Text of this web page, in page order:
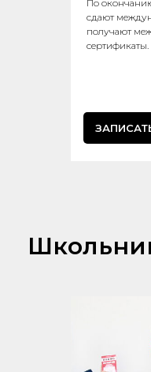
По
сдают
получают
сертификаты.